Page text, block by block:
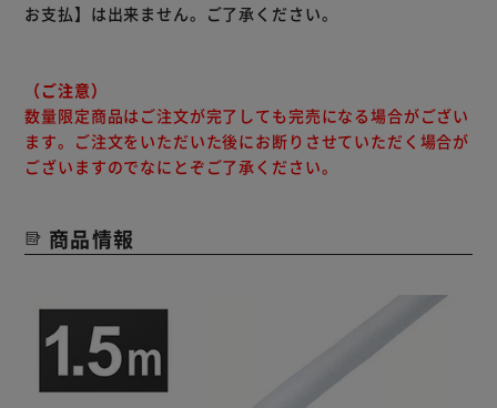
お支払】は出来ません。ご了承ください。
（ご注意）
数量限定商品はご注文が完了しても完売になる場合がござい
ます。ご注文をいただいた後にお断りさせていただく場合が
ございますのでなにとぞご了承ください。
商品情報